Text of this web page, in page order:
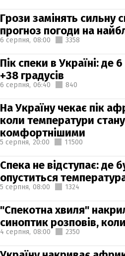
Грози замінять сильну
прогноз погоди на
6 серпня, 08:00 3358
Пік спеки в Україні: де
+38 градусів
6 серпня, 06:40 840
На Україну чекає пік
коли температури
комфортнішими
5 серпня, 20:00 11500
Спека не відступає: де
опуститься
5 серпня, 08:00 1324
"Спекотна хвиля"
синоптик розповів,
4 серпня, 08:00 2350